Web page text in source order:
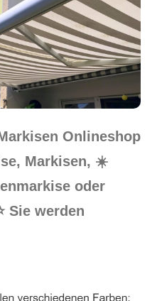
Onlineshop
Markisen, ☀️
oder
Sie werden